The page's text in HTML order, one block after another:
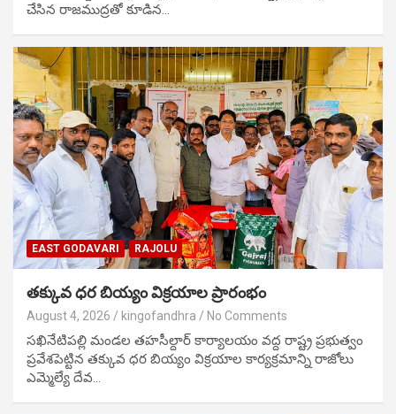
చేసిన రాజముద్రతో కూడిన…
EAST GODAVARI RAJOLU
తక్కువ ధర బియ్యం విక్రయాల ప్రారంభం
August 4, 2026 kingofandhra No Comments
సఖినేటిపల్లి మండల తహసీల్దార్ కార్యాలయం వద్ద రాష్ట్ర ప్రభుత్వం
ప్రవేశపెట్టిన తక్కువ ధర బియ్యం విక్రయాల కార్యక్రమాన్ని రాజోలు
ఎమ్మెల్యే దేవ…